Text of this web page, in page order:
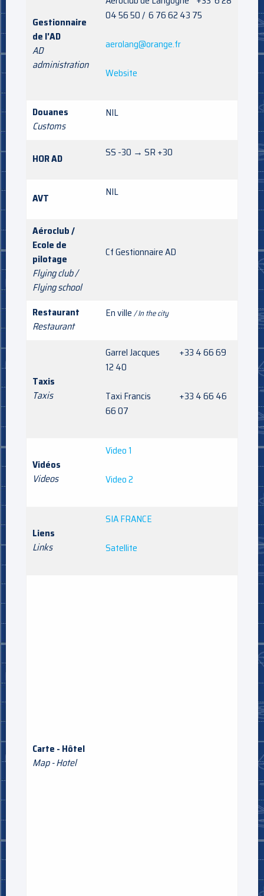
Gestionnaire
de l'AD
AD
administration
04 56 50 / 6 76 62 43 75
aerolang@orange.fr
Website
Douanes
Customs
NIL
HOR AD SS -30 → SR +30
AVT NIL
Aéroclub /
Ecole de
pilotage
Flying club /
Flying school
Cf Gestionnaire AD
Restaurant
Restaurant
En ville/ In the city
Taxis
Taxis
Garrel Jacques +33 4 66 69
12 40
Taxi Francis +33 4 66 46
66 07
Vidéos
Videos
Video 1
Video 2
Liens
Links
SIA FRANCE
Satellite
Carte - Hôtel
Map - Hotel